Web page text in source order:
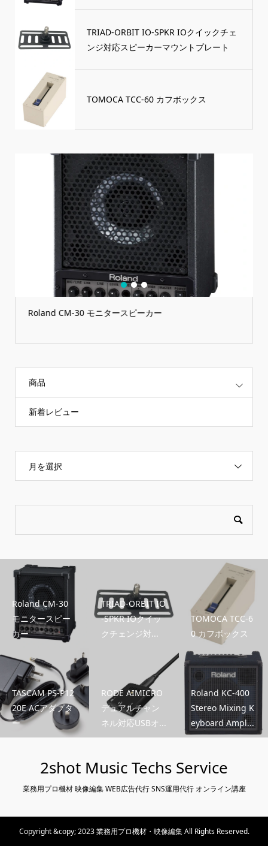
TRIAD-ORBIT IO-SPKR IOクイックチェ
ンジ対応スピーカーマウントプレート
TOMOCA TCC-60 カフボックス
Roland CM-30 モニタースピーカー
1 2 3
商品
新着レビュー
月を選択
Roland CM-30
モニタースピー
カー
TRIAD-ORBIT IO
-SPKR IOクイッ
クチェンジ対...
TOMOCA TCC-6
0 カフボックス
TASCAM PS-P12
20E ACアダプタ
ー
RODE AIMICRO
デュアルチャン
ネル対応USBオ...
Roland KC-400
Stereo Mixing K
eyboard Ampl...
2shot Music Techs Service
業務用プロ機材 映像編集 WEB広告代行 SNS運用代行 オンライン講座
Copyright &copy; 2023 業務用プロ機材・映像編集 All Rights Reserved.